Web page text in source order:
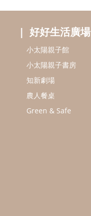
好好生活廣場
小太陽親子館
小太陽親子書房
知新劇場
農人餐桌
Green & Safe